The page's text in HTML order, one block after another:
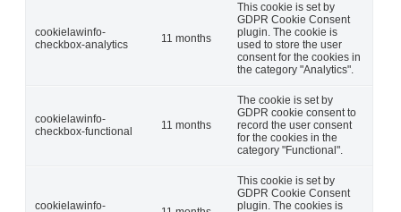
cookielawinfo-
checkbox-analytics
11 months
This cookie is set by
GDPR Cookie Consent
plugin. The cookie is
used to store the user
consent for the cookies in
the category "Analytics".
cookielawinfo-
checkbox-functional
11 months
The cookie is set by
GDPR cookie consent to
record the user consent
for the cookies in the
category "Functional".
cookielawinfo-
This cookie is set by
GDPR Cookie Consent
plugin. The cookies is